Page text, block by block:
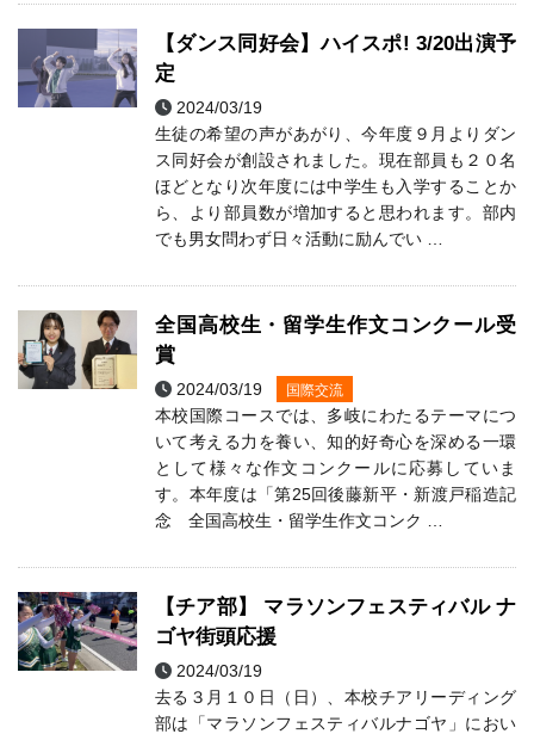
【ダンス同好会】ハイスポ! 3/20出演予
定
2024/03/19
生徒の希望の声があがり、今年度９月よりダン
ス同好会が創設されました。現在部員も２０名
ほどとなり次年度には中学生も入学することか
ら、より部員数が増加すると思われます。部内
でも男女問わず日々活動に励んでい …
全国高校生・留学生作文コンクール受
賞
2024/03/19 国際交流
本校国際コースでは、多岐にわたるテーマにつ
いて考える力を養い、知的好奇心を深める一環
として様々な作文コンクールに応募していま
す。本年度は「第25回後藤新平・新渡戸稲造記
念 全国高校生・留学生作文コンク …
【チア部】 マラソンフェスティバル ナ
ゴヤ街頭応援
2024/03/19
去る３月１０日（日）、本校チアリーディング
部は「マラソンフェスティバルナゴヤ」におい